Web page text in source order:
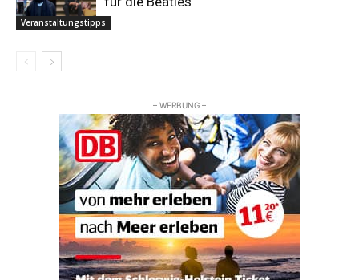
Veranstaltungstipps
– WERBUNG –